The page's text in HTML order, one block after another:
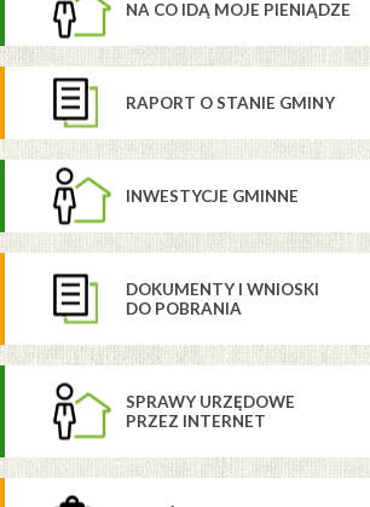
NA CO IDĄ MOJE PIENIĄDZE
RAPORT O STANIE GMINY
INWESTYCJE GMINNE
DOKUMENTY I WNIOSKI
DO POBRANIA
SPRAWY URZĘDOWE
PRZEZ INTERNET